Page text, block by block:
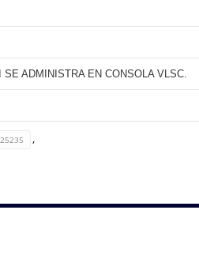
ADMINISTRA EN CONSOLA VLSC.
,